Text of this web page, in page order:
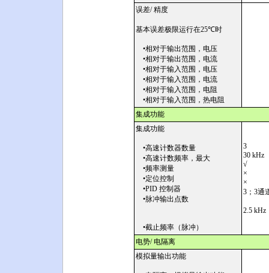
误差/ 精度
基本误差极限运行在25℃时
•相对于输出范围，电压
•相对于输出范围，电流
•相对于输入范围，电压
•相对于输入范围，电流
•相对于输入范围，电阻
•相对于输入范围，热电阻
集成功能
集成功能
•高速计数器数量
•高速计数频率，最大
•频率测量
•定位控制
•PID 控制器
•脉冲输出点数
•截止频率（脉冲）
3
30 kHz
√
×
×
3；3通
2.5 kHz
电势/ 电隔离
模拟量输出功能